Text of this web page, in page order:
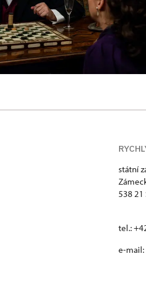
státní
538 21
tel.:
e-mail: